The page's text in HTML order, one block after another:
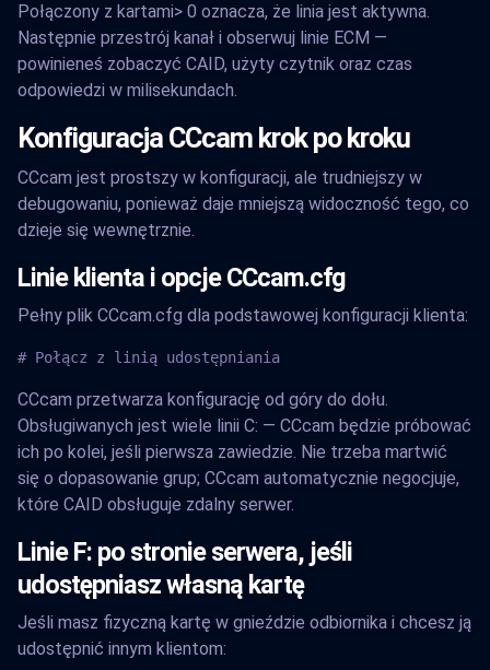
Połączony z kartami> 0 oznacza, że linia jest aktywna.
Następnie przestrój kanał i obserwuj linie ECM —
powinieneś zobaczyć CAID, użyty czytnik oraz czas
odpowiedzi w milisekundach.
Konfiguracja CCcam krok po kroku
CCcam jest prostszy w konfiguracji, ale trudniejszy w
debugowaniu, ponieważ daje mniejszą widoczność tego, co
dzieje się wewnętrznie.
Linie klienta i opcje CCcam.cfg
Pełny plik CCcam.cfg dla podstawowej konfiguracji klienta:
# Połącz z linią udostępniania
CCcam przetwarza konfigurację od góry do dołu.
Obsługiwanych jest wiele linii C: — CCcam będzie próbować
ich po kolei, jeśli pierwsza zawiedzie. Nie trzeba martwić
się o dopasowanie grup; CCcam automatycznie negocjuje,
które CAID obsługuje zdalny serwer.
Linie F: po stronie serwera, jeśli
udostępniasz własną kartę
Jeśli masz fizyczną kartę w gnieździe odbiornika i chcesz ją
udostępnić innym klientom: